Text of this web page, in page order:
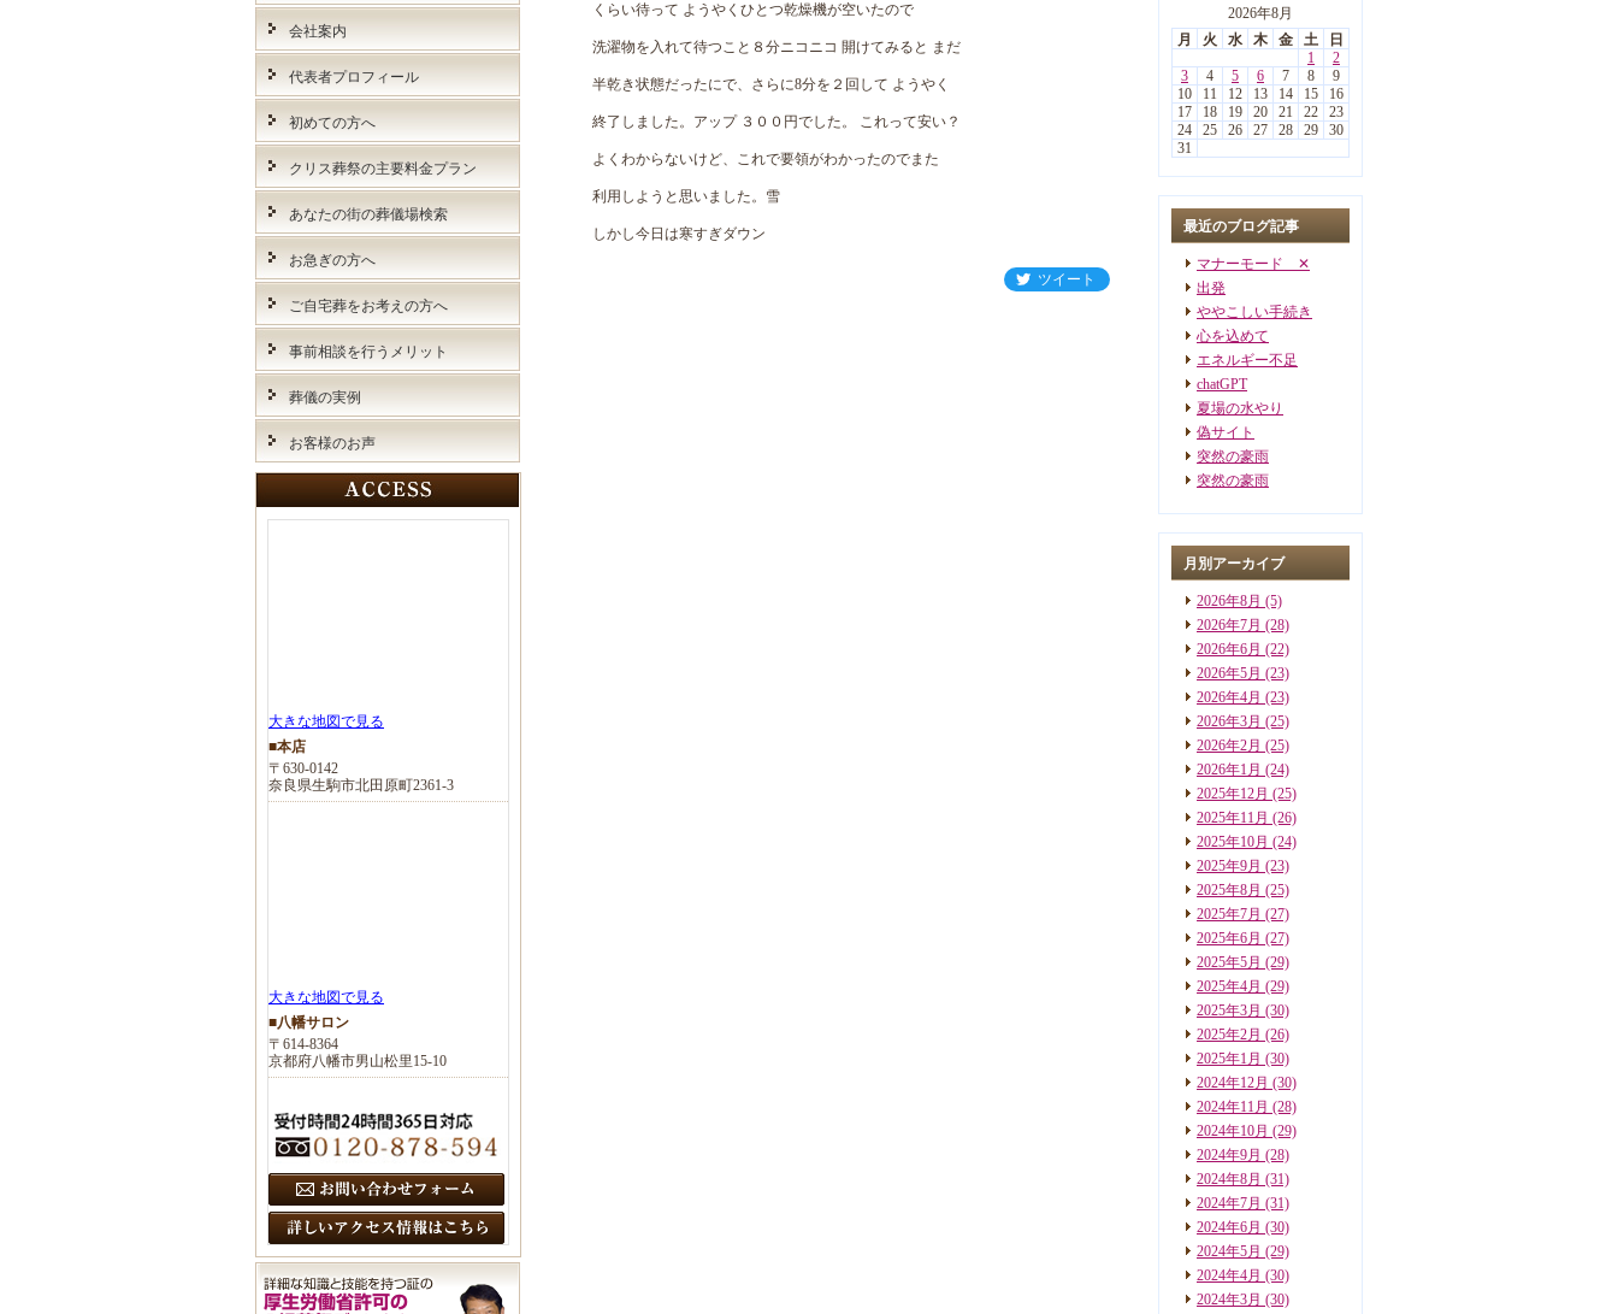
くらい待って ようやくひとつ乾燥機が空いたので
洗濯物を入れて待つこと８分ニコニコ 開けてみると まだ
半乾き状態だったにで、さらに8分を２回して ようやく
終了しました。アップ ３００円でした。 これって安い？
よくわからないけど、これで要領がわかったのでまた
利用しようと思いました。雪
しかし今日は寒すぎダウン
ツイート
2026年8月
月
火 水 木 金 土
日
1
2
3
4 5 6 7 8
9
10
11 12 13 14 15
16
17
18 19 20 21 22
23
24
25 26 27 28 29
30
31
最近のブログ記事
マナーモード ✕
出発
ややこしい手続き
心を込めて
エネルギー不足
chatGPT
夏場の水やり
偽サイト
突然の豪雨
突然の豪雨
月別アーカイブ
2026年8月 (5)
2026年7月 (28)
2026年6月 (22)
2026年5月 (23)
2026年4月 (23)
2026年3月 (25)
2026年2月 (25)
2026年1月 (24)
2025年12月 (25)
2025年11月 (26)
2025年10月 (24)
2025年9月 (23)
2025年8月 (25)
2025年7月 (27)
2025年6月 (27)
2025年5月 (29)
2025年4月 (29)
2025年3月 (30)
2025年2月 (26)
2025年1月 (30)
2024年12月 (30)
2024年11月 (28)
2024年10月 (29)
2024年9月 (28)
2024年8月 (31)
2024年7月 (31)
2024年6月 (30)
2024年5月 (29)
2024年4月 (30)
2024年3月 (30)
会社案内
代表者プロフィール
初めての方へ
クリス葬祭の主要料金プラン
あなたの街の葬儀場検索
お急ぎの方へ
ご自宅葬をお考えの方へ
事前相談を行うメリット
葬儀の実例
お客様のお声
大きな地図で見る
■本店
〒630-0142
奈良県生駒市北田原町2361-3
大きな地図で見る
■八幡サロン
〒614-8364
京都府八幡市男山松里15-10